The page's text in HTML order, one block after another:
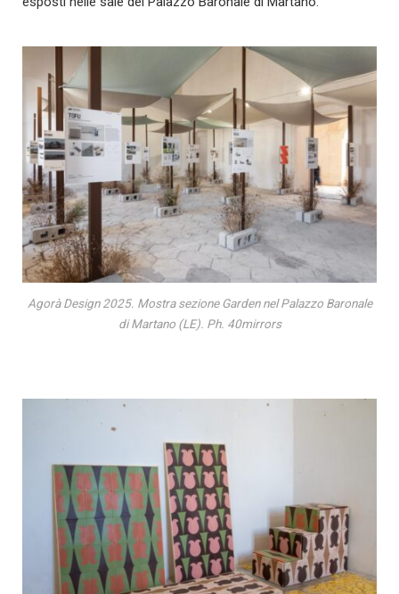
Agorà Design 2025. Mostra sezione Garden nel Palazzo Baronale
di Martano (LE). Ph. 40mirrors